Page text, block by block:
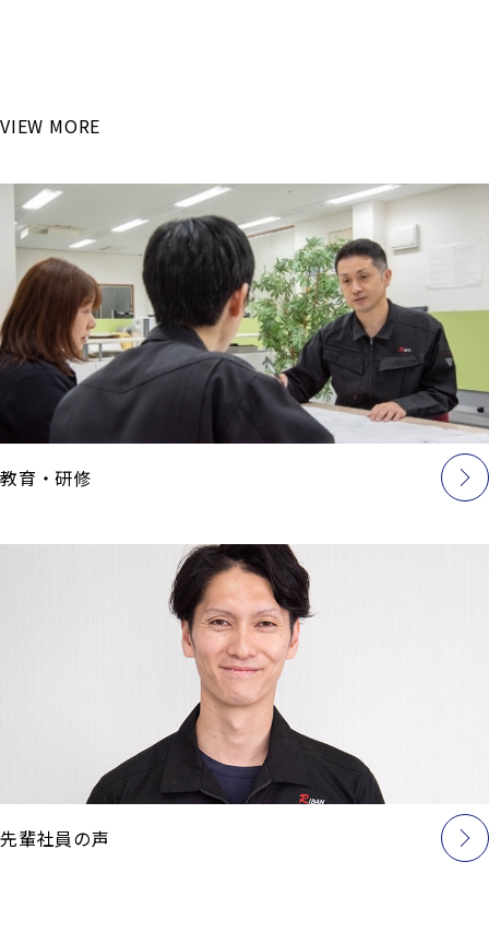
VIEW MORE
教育・研修
先輩社員の声